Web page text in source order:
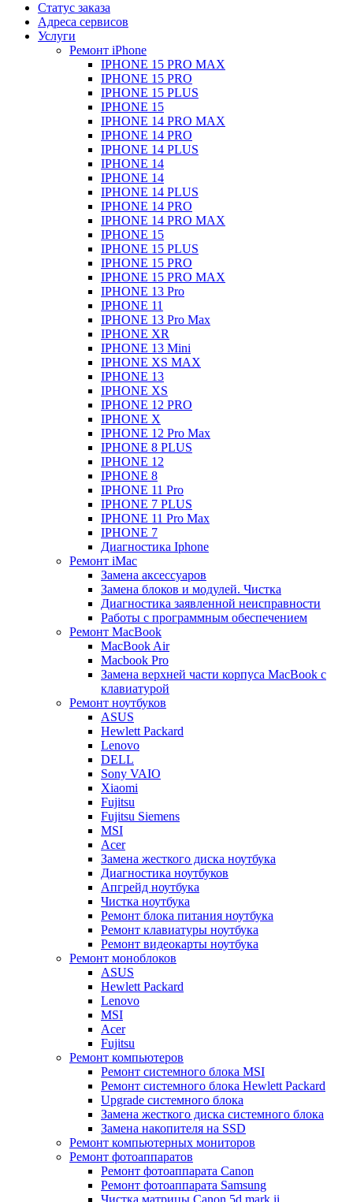
Статус заказа
Адреса сервисов
Услуги
Ремонт iPhone
IPHONE 15 PRO MAX
IPHONE 15 PRO
IPHONE 15 PLUS
IPHONE 15
IPHONE 14 PRO MAX
IPHONE 14 PRO
IPHONE 14 PLUS
IPHONE 14
IPHONE 14
IPHONE 14 PLUS
IPHONE 14 PRO
IPHONE 14 PRO MAX
IPHONE 15
IPHONE 15 PLUS
IPHONE 15 PRO
IPHONE 15 PRO MAX
IPHONE 13 Pro
IPHONE 11
IPHONE 13 Pro Max
IPHONE XR
IPHONE 13 Mini
IPHONE XS MAX
IPHONE 13
IPHONE XS
IPHONE 12 PRO
IPHONE X
IPHONE 12 Pro Max
IPHONE 8 PLUS
IPHONE 12
IPHONE 8
IPHONE 11 Pro
IPHONE 7 PLUS
IPHONE 11 Pro Max
IPHONE 7
Диагностика Iphone
Ремонт iMac
Замена аксессуаров
Замена блоков и модулей. Чистка
Диагностика заявленной неисправности
Работы с программным обеспечением
Ремонт MacBook
MacBook Air
Macbook Pro
Замена верхней части корпуса MacBook с
клавиатурой
Ремонт ноутбуков
ASUS
Hewlett Packard
Lenovo
DELL
Sony VAIO
Xiaomi
Fujitsu
Fujitsu Siemens
MSI
Acer
Замена жесткого диска ноутбука
Диагностика ноутбуков
Апгрейд ноутбука
Чистка ноутбука
Ремонт блока питания ноутбука
Ремонт клавиатуры ноутбука
Ремонт видеокарты ноутбука
Ремонт моноблоков
ASUS
Hewlett Packard
Lenovo
MSI
Acer
Fujitsu
Ремонт компьютеров
Ремонт системного блока MSI
Ремонт системного блока Hewlett Packard
Upgrade системного блока
Замена жесткого диска системного блока
Замена накопителя на SSD
Ремонт компьютерных мониторов
Ремонт фотоаппаратов
Ремонт фотоаппарата Canon
Ремонт фотоаппарата Samsung
Чистка матрицы Canon 5d mark ii